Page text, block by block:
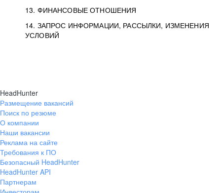
13. ФИНАНСОВЫЕ ОТНОШЕНИЯ
14. ЗАПРОС ИНФОРМАЦИИ, РАССЫЛКИ, ИЗМЕНЕНИЯ
УСЛОВИЙ
HeadHunter
Размещение вакансий
Поиск по резюме
О компании
Наши вакансии
Реклама на сайте
Требования к ПО
Безопасный HeadHunter
HeadHunter API
Партнерам